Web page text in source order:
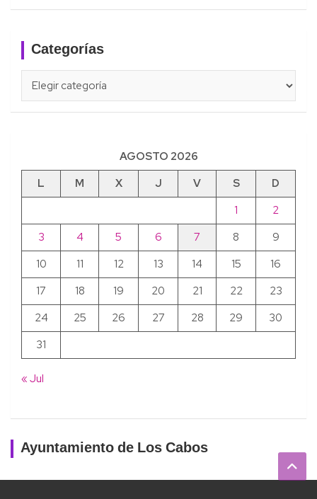
Categorías
AGOSTO 2026
L
M X J V S
D
1
2
3
4 5 6 7 8
9
10
11 12 13 14 15
16
17
18 19 20 21 22
23
24
25 26 27 28 29
30
31
« Jul
Ayuntamiento de Los Cabos